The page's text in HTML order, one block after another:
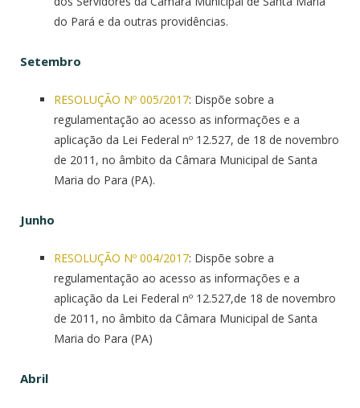
do Pará e da outras providências.
Setembro
RESOLUÇÃO Nº 005/2017: Dispõe sobre a
regulamentação ao acesso as informações e a
aplicação da Lei Federal nº 12.527, de 18 de novembro
de 2011, no âmbito da Câmara Municipal de Santa
Maria do Para (PA).
Junho
RESOLUÇÃO Nº 004/2017: Dispõe sobre a
regulamentação ao acesso as informações e a
aplicação da Lei Federal nº 12.527,de 18 de novembro
de 2011, no âmbito da Câmara Municipal de Santa
Maria do Para (PA)
Abril